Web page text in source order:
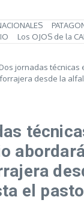
Los OJOS de la
Dos jornadas técnicas
desde la
el